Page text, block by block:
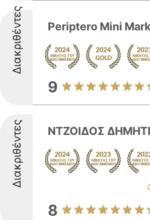
Διακριθέντες Periptero Mini
9
Διακριθέντες ΝΤΖΟΙΔΟΣ
8